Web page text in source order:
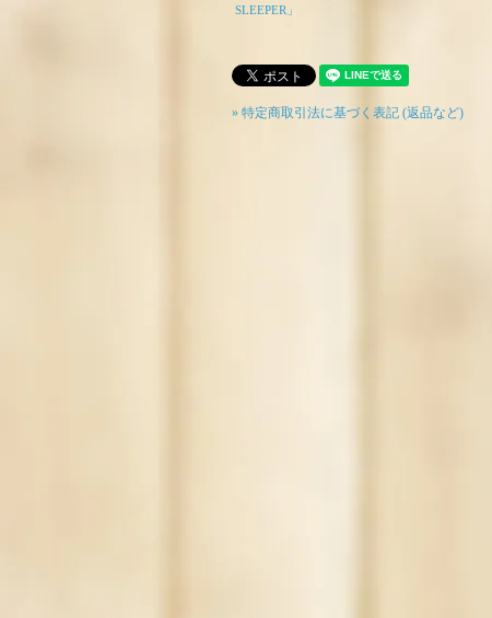
SLEEPER」
» 特定商取引法に基づく表記 (返品など)